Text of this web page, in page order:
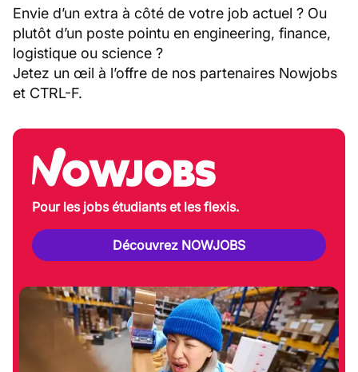
Envie d’un extra à côté de votre job actuel ? Ou
plutôt d’un poste pointu en engineering, finance,
logistique ou science ?
Jetez un œil à l’offre de nos partenaires Nowjobs
et CTRL-F.
Pour les jobs étudiants et les flexis.
Découvrez NOWJOBS